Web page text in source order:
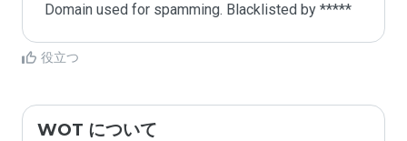
Domain used for spamming. Blacklisted by *****
役立つ
WOT について